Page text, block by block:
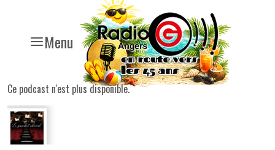
Menu
Ce podcast n'est plus disponible.